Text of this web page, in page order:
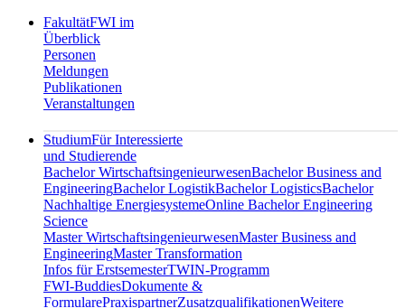
FakultätFWI im
Überblick
Personen
Meldungen
Publikationen
Veranstaltungen
StudiumFür Interessierte
und Studierende
Bachelor WirtschaftsingenieurwesenBachelor Business and
EngineeringBachelor LogistikBachelor LogisticsBachelor
Nachhaltige EnergiesystemeOnline Bachelor Engineering
Science
Master WirtschaftsingenieurwesenMaster Business and
EngineeringMaster Transformation
Infos für ErstsemesterTWIN-Programm
FWI-BuddiesDokumente &
FormularePraxispartnerZusatzqualifikationenWeitere